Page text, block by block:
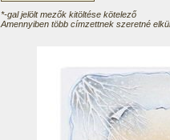
*-gal jelölt mezők kitöltése kötelező
Amennyiben több címzettnek szeretné